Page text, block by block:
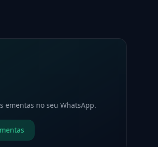
ementas no seu WhatsApp.